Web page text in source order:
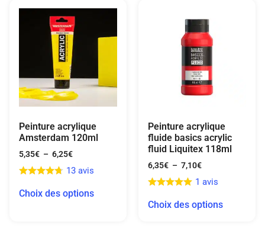
Peinture acrylique
Amsterdam 120ml
5,35€ – 6,25€
13 avis
Choix des options
Peinture acrylique
fluide basics acrylic
fluid Liquitex 118ml
6,35€ – 7,10€
1 avis
Choix des options